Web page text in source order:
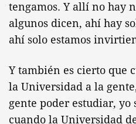
tengamos. Y allí no hay
algunos dicen, ahí hay
ahí solo estamos
Y también es cierto que
la Universidad a la
gente poder estudiar, yo
cuando la Universidad